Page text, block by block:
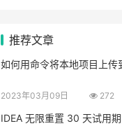
推荐文章
如何用命令将本地项目上传
2023年03月09日 272
IDEA 无限重置 30 天试用